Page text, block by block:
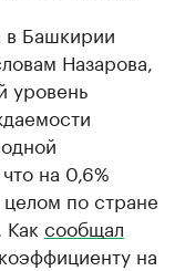
в Башкирии
Назарова,
уровень
на 0,6%
по стране
Как сообщал
на